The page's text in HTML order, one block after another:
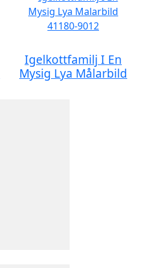
Igelkottfamilj I En
Mysig Lya Målarbild